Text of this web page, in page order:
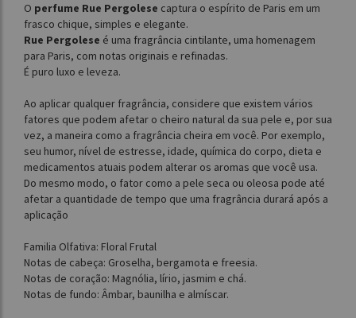
O perfume Rue Pergolese captura o espírito de Paris em um
frasco chique, simples e elegante.
Rue Pergolese é uma fragrância cintilante, uma homenagem
para Paris, com notas originais e refinadas.
É puro luxo e leveza.
Ao aplicar qualquer fragrância, considere que existem vários
fatores que podem afetar o cheiro natural da sua pele e, por sua
vez, a maneira como a fragrância cheira em você. Por exemplo,
seu humor, nível de estresse, idade, química do corpo, dieta e
medicamentos atuais podem alterar os aromas que você usa.
Do mesmo modo, o fator como a pele seca ou oleosa pode até
afetar a quantidade de tempo que uma fragrância durará após a
aplicação
Familia Olfativa: Floral Frutal
Notas de cabeça: Groselha, bergamota e freesia.
Notas de coração: Magnólia, lírio, jasmim e chá.
Notas de fundo: Âmbar, baunilha e almíscar.